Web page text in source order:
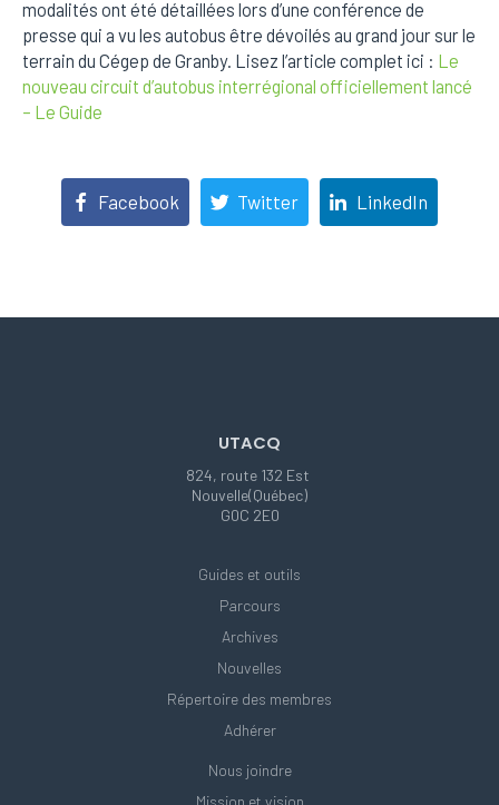
modalités ont été détaillées lors d’une conférence de
presse qui a vu les autobus être dévoilés au grand jour sur le
terrain du Cégep de Granby. Lisez l’article complet ici : Le
nouveau circuit d’autobus interrégional officiellement lancé
– Le Guide
Facebook Twitter LinkedIn
UTACQ
824, route 132 Est
Nouvelle(Québec)
G0C 2E0
Guides et outils
Parcours
Archives
Nouvelles
Répertoire des membres
Adhérer
Nous joindre
Mission et vision